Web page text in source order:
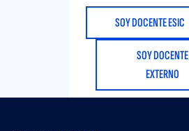
SOY DOCENTE ESIC
SOY DOCENTE
EXTERNO